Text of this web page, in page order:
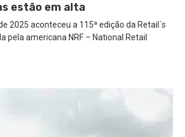
estão em alta
2025 aconteceu a 115ª edição da Retail´s
pela americana NRF – National Retail